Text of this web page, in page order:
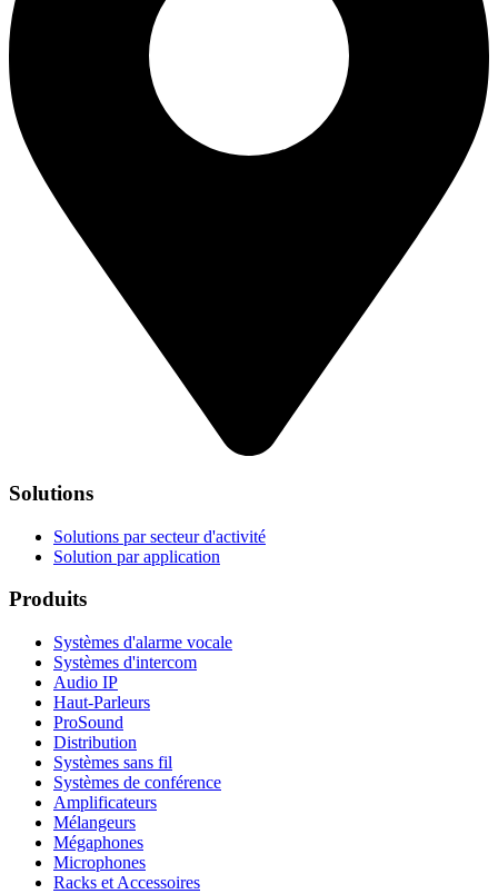
Solutions
Solutions par secteur d'activité
Solution par application
Produits
Systèmes d'alarme vocale
Systèmes d'intercom
Audio IP
Haut-Parleurs
ProSound
Distribution
Systèmes sans fil
Systèmes de conférence
Amplificateurs
Mélangeurs
Mégaphones
Microphones
Racks et Accessoires